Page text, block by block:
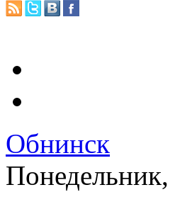
Обнинск
Понедельник,